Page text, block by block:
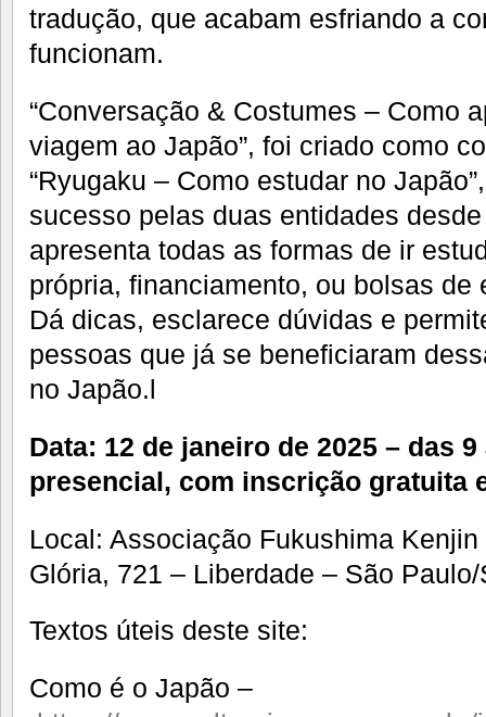
tradução, que acabam esfriando a
funcionam.
“Conversação & Costumes – Como
viagem ao Japão”, foi criado como
“Ryugaku – Como estudar no
sucesso pelas duas entidades desde
apresenta todas as formas de ir
própria, financiamento, ou bolsas de
Dá dicas, esclarece dúvidas e
pessoas que já se beneficiaram
no Japão.l
Data: 12 de janeiro de 2025 – das
presencial, com inscrição gratuita
Local: Associação Fukushima
Glória, 721 – Liberdade – São Paulo/
Textos úteis deste site:
Como é o Japão –